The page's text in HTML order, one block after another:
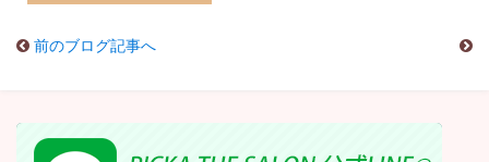
前のブログ記事へ